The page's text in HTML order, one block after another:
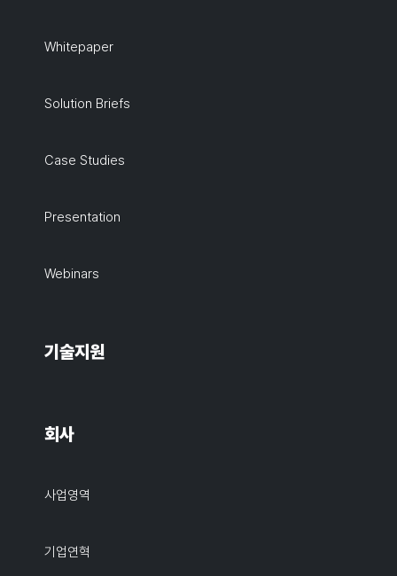
Whitepaper
Solution Briefs
Case Studies
Presentation
Webinars
기술지원
회사
사업영역
기업연혁